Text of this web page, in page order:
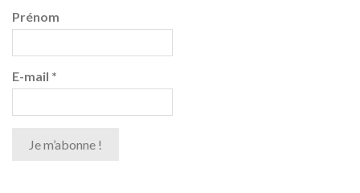
Prénom
E-mail *